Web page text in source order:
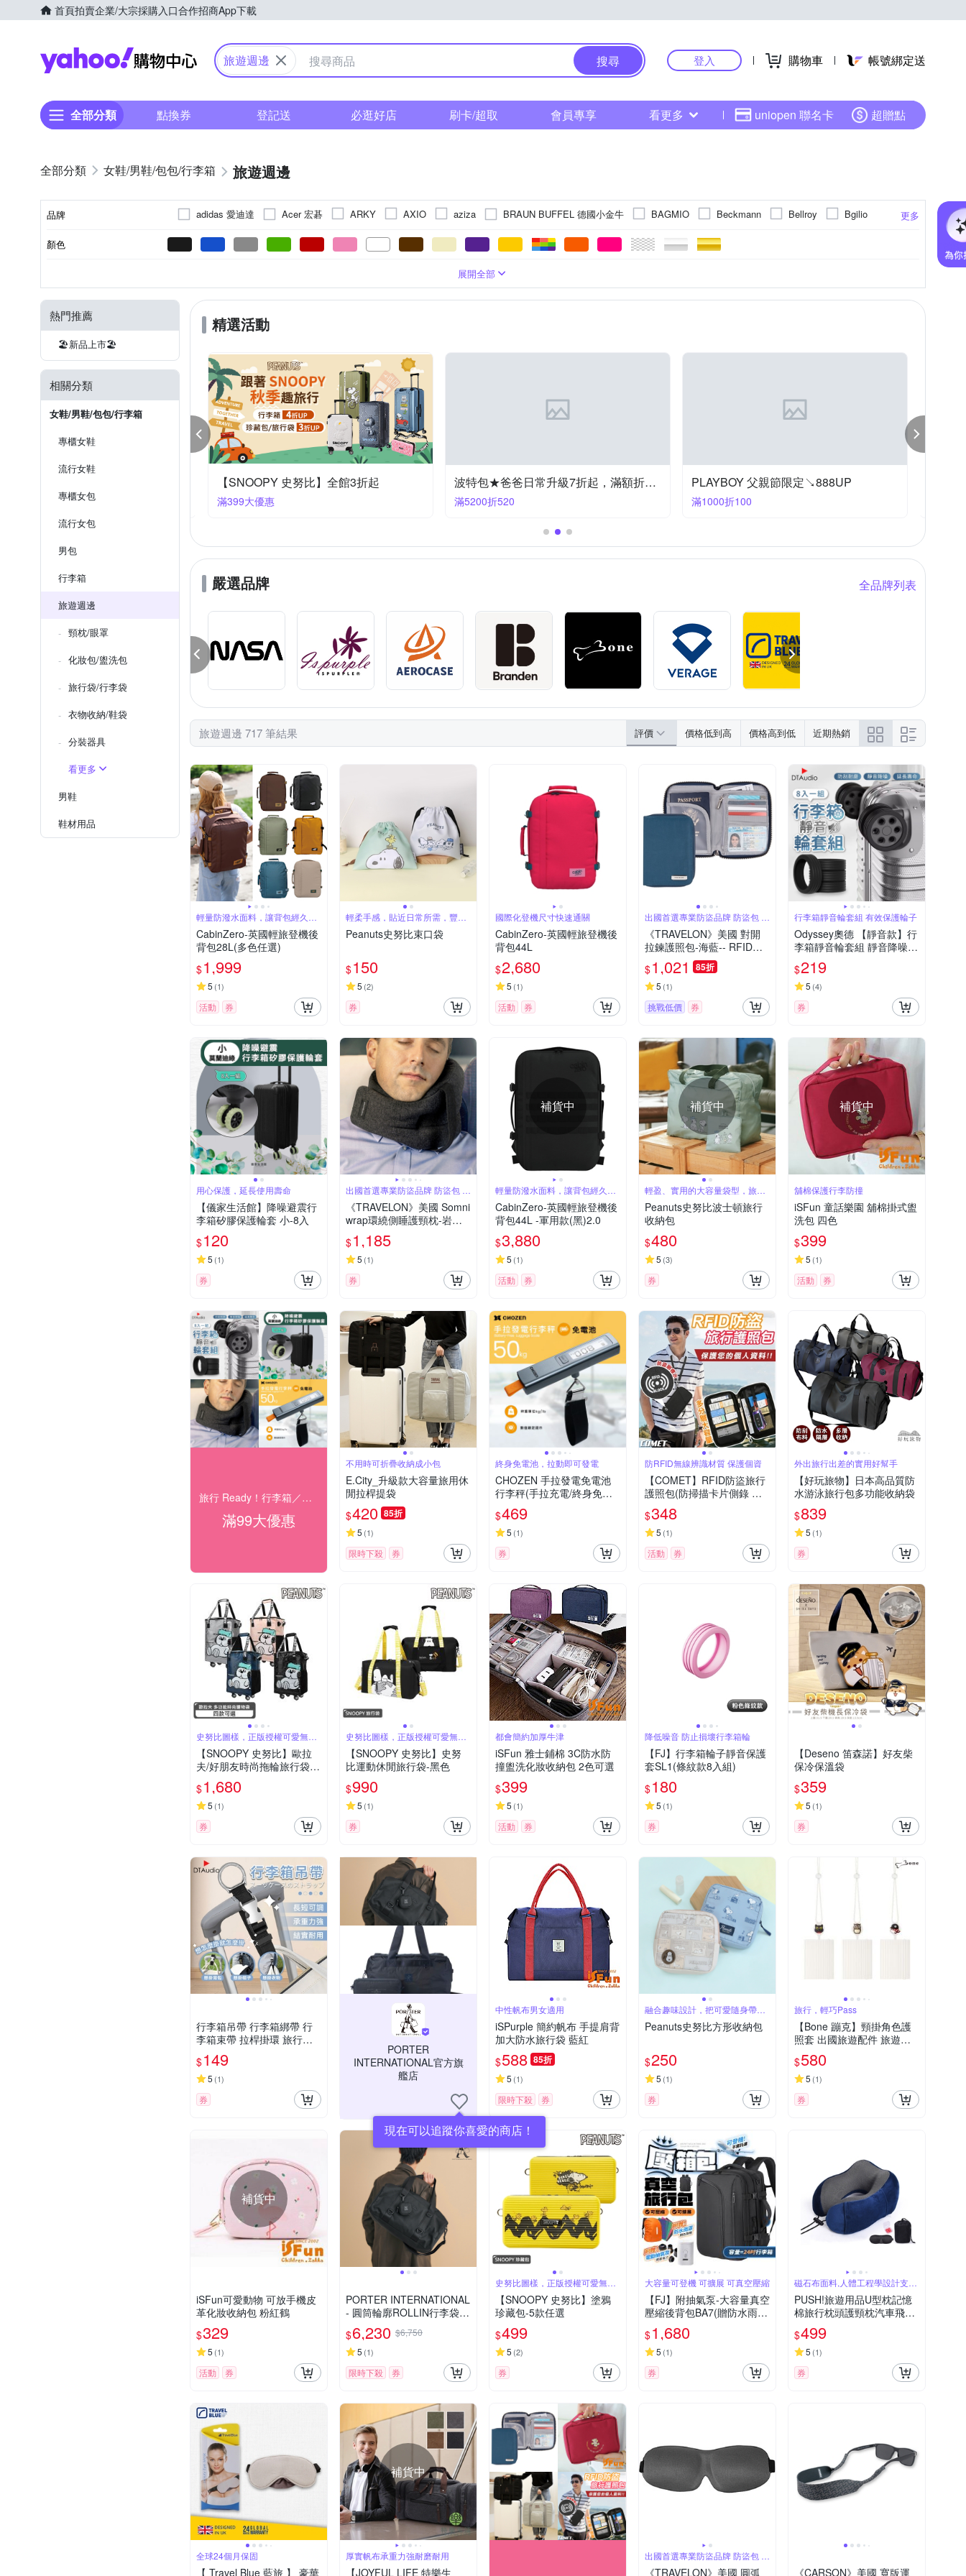
首頁拍賣企業/大宗採購入口合作招商App下載
Yahoo購物中心
旅遊週邊 搜尋 登入 購物車 帳號綁定送
全部分類 點換券 登記送 必逛好店 刷卡/超取 會員專享 看更多 uniopen 聯名卡 超贈點
女鞋/男鞋/包包/行李箱 旅遊週邊
品牌 更多
adidas 愛迪達 Acer 宏碁 ARKY AXIO aziza BRAUN BUFFEL 德國小金牛 BAGMIO Beckmann Bellroy
Bgilio
Bone 蹦克
BRIC S CABEAU CARSON 卡薾紳 DANICA Deseno 笛森諾 DF Queenin DQ
HandStyle
HAPPY TRAVEL iSFun iSPurple JC Collection JOYFUL LIFE 特樂生活 KANGOL KAWASAKI
kiret
SNOOPY 史努比
好物良品
小宅收納
顏色
布面 PVC
旅行眼罩/拖鞋
展開式(無收合)
展開全部
熱門推薦
🏖️新品上市🏖️
相關分類
女鞋/男鞋/包包/行李箱
專櫃女鞋
流行女鞋
專櫃女包
流行女包
男包
行李箱
旅遊週邊
頸枕/眼罩
化妝包/盥洗包
旅行袋/行李袋
衣物收納/鞋袋
分裝器具
看更多
男鞋
鞋材用品
精選活動
【SNOOPY 史努比】全館3折起
滿399大優惠
波特包★爸爸日常升級7折起，滿額折$520
滿5200折520
PLAYBOY 父親節限定↘888UP
滿1000折100
嚴選品牌 全品牌列表
旅遊週邊 717 筆結果 評價 價格低到高 價格高到低 近期熱銷
輕量防潑水面料，讓背包經久耐
用
CabinZero-英國輕旅登機後
背包28L(多色任選)
$1,999
5 (1)
活動 券
輕柔手感，貼近日常所需，豐富
你的日日好日
Peanuts史努比束口袋
$150
5 (2)
券
國際化登機尺寸快速通關
CabinZero-英國輕旅登機後
背包44L
$2,680
5 (1)
活動 券
出國首選專業防盜品牌 防盜包 旅
遊配件
《TRAVELON》美國 對開
拉鍊護照包-海藍-- RFID防
盜 護照保護套 護照包 多功
能收納包
$1,021 85折
5 (1)
挑戰低價 券
行李箱靜音輪套組 有效保護輪子
Odyssey奧德 【靜音款】行
李箱靜音輪套組 靜音降噪 8
入一組 防磨損 防髒 腳輪套
輪子保護套 矽膠輪套 靜音
輪保護套 拉桿箱輪子套
$219
5 (4)
券
用心保護，延長使用壽命
【儀家生活館】降噪避震行
李箱矽膠保護輪套 小-8入
$120
5 (1)
券
出國首選專業防盜品牌 防盜包 旅
遊配件
《TRAVELON》美國 Somni
wrap環繞側睡護頸枕-岩灰--
午睡枕 飛機枕 旅行枕 護頸
枕 U行枕
$1,185
5 (1)
券
補貨中
輕量防潑水面料，讓背包經久耐
用
CabinZero-英國輕旅登機後
背包44L -軍用款(黑)2.0
$3,880
5 (1)
活動 券
補貨中
輕盈、實用的大容量袋型，旅行
的最萌旅伴
Peanuts史努比波士頓旅行
收納包
$480
5 (3)
券
補貨中
舖棉保護行李防撞
iSFun 童話樂園 舖棉掛式盥
洗包 四色
$399
5 (1)
活動 券
旅行 Ready！行李箱／配件 限時下殺
滿99大優惠
不用時可折疊收納成小包
E.City_升級款大容量旅用休
閒拉桿提袋
$420 85折
5 (1)
限時下殺 券
終身免電池，拉動即可發電
CHOZEN 手拉發電免電池
行李秤(手拉充電/終身免電
池)電子秤 便攜秤 磅秤 包裹
秤 50KG
$469
5 (1)
券
防RFID無線辨識材質 保護個資
【COMET】RFID防盜旅行
護照包(防掃描卡片側錄 手
機證件夾長夾 出國證件夾
旅遊收納包 護照包夾/2253-
1)
$348
5 (1)
活動 券
外出旅行出差的實用好幫手
【好玩旅物】日本高品質防
水游泳旅行包多功能收納袋
$839
5 (1)
券
史努比圖樣，正版授權可愛無極
限
【SNOOPY 史努比】歐拉
夫/好朋友時尚拖輪旅行袋
(輪子可拆卸)-八款可選
$1,680
5 (1)
券
史努比圖樣，正版授權可愛無極
限
【SNOOPY 史努比】史努
比運動休閒旅行袋-黑色
$990
5 (1)
券
都會簡約加厚牛津
iSFun 雅士鋪棉 3C防水防
撞盥洗化妝收納包 2色可選
$399
5 (1)
活動 券
降低噪音 防止損壞行李箱輪
【FJ】行李箱輪子靜音保護
套SL1(條紋款8入組)
$180
5 (1)
券
【Deseno 笛森諾】好友柴
保冷保溫袋
$359
5 (1)
券
行李箱吊帶 行李箱綁帶 行
李箱束帶 拉桿掛環 旅行箱
配件 登山扣 多功能掛鉤 鑰
匙圈 扣環 防盜
$149
5 (1)
券
PORTER
INTERNATIONAL官方旗
艦店
現在可以追蹤你喜愛的商店！
中性帆布男女適用
iSPurple 簡約帆布 手提肩背
加大防水旅行袋 藍紅
$588 85折
5 (1)
限時下殺 券
融合趣味設計，把可愛隨身帶著
走
Peanuts史努比方形收納包
$250
5 (1)
券
旅行，輕巧Pass
【Bone 蹦克】頸掛角色護
照套 出國旅遊配件 旅遊用
品 護照包 證件包 護照夾 收
納包
$580
5 (1)
券
補貨中
iSFun可愛動物 可放手機皮
革化妝收納包 粉紅鶴
$329
5 (1)
活動 券
PORTER INTERNATIONAL
- 圓筒輪廓ROLLIN行李袋
(附迷你萬用包) - 黑
$6,230 $6,750
5 (1)
限時下殺 券
史努比圖樣，正版授權可愛無極
限
【SNOOPY 史努比】塗鴉
珍藏包-5款任選
$499
5 (2)
券
大容量可登機 可擴展 可真空壓縮
【FJ】附抽氣泵-大容量真空
壓縮後背包BA7(贈防水雨罩
電腦包 登機背包 旅行包 出
差包 耐刮磨 乾濕分離)
$1,680
5 (1)
券
磁石布面料,人體工程學設計支撐
更有力
PUSH!旅遊用品U型枕記憶
棉旅行枕頭護頸枕汽車飛機
午睡護頸枕旅行三寶S85
$499
5 (1)
券
全球24個月保固
【 Travel Blue 藍旅 】 豪華
補貨中
厚實帆布承重力強耐磨耐用
【JOYFUL LIFE 特樂生
出國首選專業防盜品牌 防盜包 旅
遊配件
《TRAVELON》美國 圓弧 《CARSON》美國 寬版運